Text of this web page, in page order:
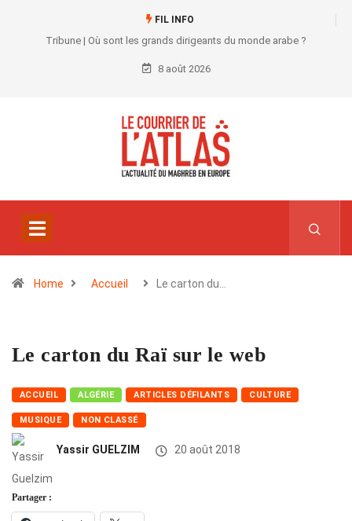
FIL INFO
Tribune | Où sont les grands dirigeants du monde arabe ?
8 août 2026
Home Accueil Le carton du…
Le carton du Raï sur le web
ACCUEIL ALGÉRIE ARTICLES DÉFILANTS CULTURE
MUSIQUE NON CLASSÉ
Yassir GUELZIM 20 août 2018
Partager :